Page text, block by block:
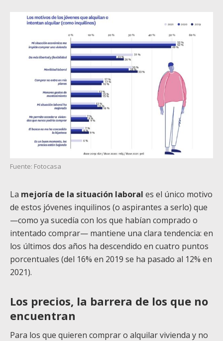
Fuente: Fotocasa
La mejoría de la situación laboral es el único motivo
de estos jóvenes inquilinos (o aspirantes a serlo) que
—como ya sucedía con los que habían comprado o
intentado comprar— mantiene una clara tendencia: en
los últimos dos años ha descendido en cuatro puntos
porcentuales (del 16% en 2019 se ha pasado al 12% en
2021).
Los precios, la barrera de los que no
encuentran
Para los que quieren comprar o alquilar vivienda y no